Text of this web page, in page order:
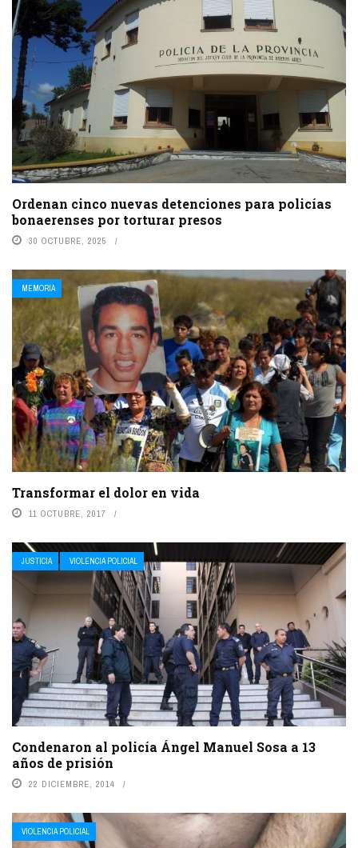
Ordenan cinco nuevas detenciones para policías
bonaerenses por torturar presos
30 OCTUBRE, 2025
MEMORIA
Transformar el dolor en vida
11 OCTUBRE, 2017
JUSTICIA VIOLENCIA POLICIAL
Condenaron al policía Ángel Manuel Sosa a 13
años de prisión
22 DICIEMBRE, 2014
VIOLENCIA POLICIAL